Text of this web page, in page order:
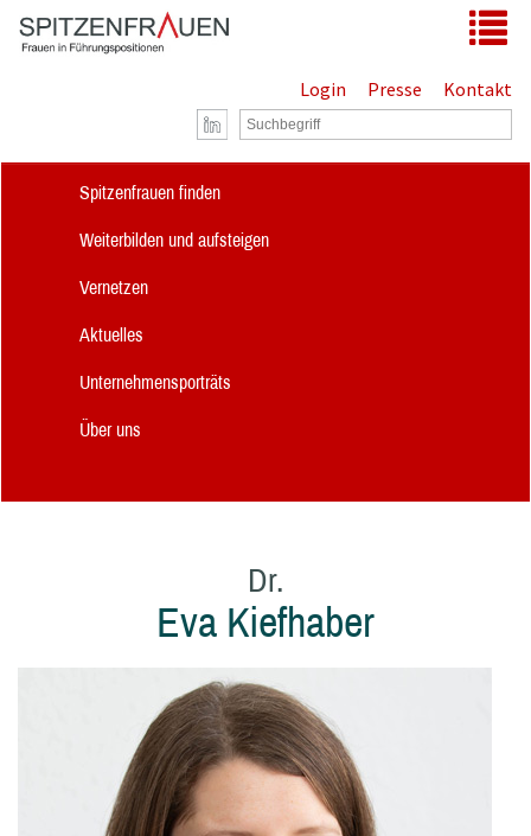
Zum Hauptinhalt springen
Login Presse Kontakt
Spitzenfrauen finden
Weiterbilden und aufsteigen
Vernetzen
Aktuelles
Unternehmensporträts
Über uns
Dr.
Eva Kiefhaber